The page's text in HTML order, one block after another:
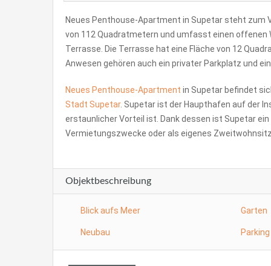
Neues Penthouse-Apartment in Supetar steht zum
von 112 Quadratmetern und umfasst einen offenen
Terrasse. Die Terrasse hat eine Fläche von 12
Anwesen gehören auch ein privater Parkplatz und
Neues Penthouse-Apartment in Supetar befindet
Stadt Supetar. Supetar ist der Haupthafen auf der
erstaunlicher Vorteil ist. Dank dessen ist Supetar
Vermietungszwecke oder als eigenes Zweitwohnsitz.
Objektbeschreibung
Blick aufs Meer Garten
Neubau Parking